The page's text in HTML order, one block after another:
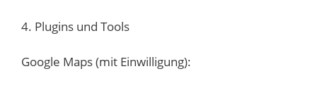
4. Plugins und Tools
Google Maps (mit Einwilligung):